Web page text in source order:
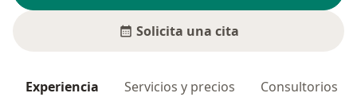
Solicita una cita
Experiencia Servicios y precios Consultorios